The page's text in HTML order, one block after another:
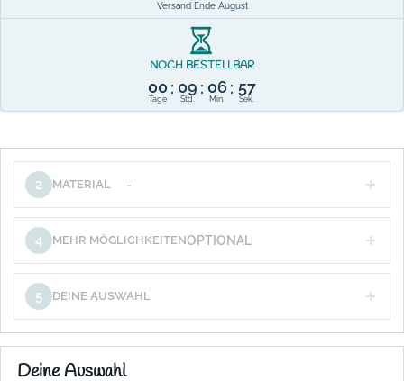
Versand Ende August
NOCH BESTELLBAR
00
Tage
: 09
Std.
: 06
Min.
: 57
Sek.
2 MATERIAL -
4 MEHR MÖGLICHKEITENOPTIONAL
5 DEINE AUSWAHL
Deine Auswahl